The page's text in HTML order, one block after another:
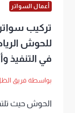
أعمال السواتر
تركيب
للحوش
في التنفيذ
بواسطة فريق
الحوش حيث